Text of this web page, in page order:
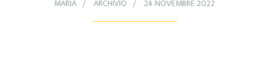
MARIA ARCHIVIO 24 NOVEMBRE 2022